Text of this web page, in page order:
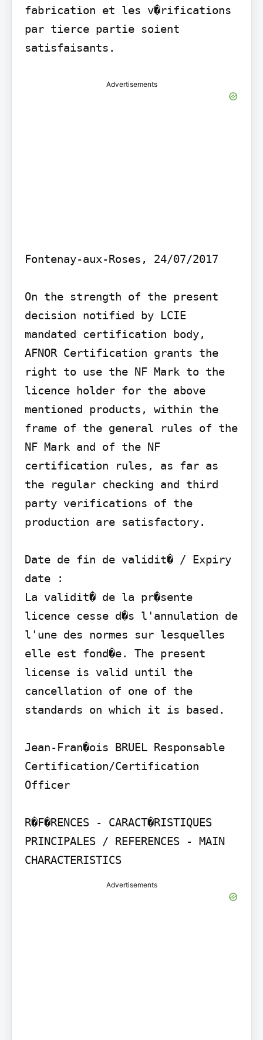
fabrication et les v�rifications
par tierce partie soient
satisfaisants.
Advertisements
Fontenay-aux-Roses, 24/07/2017
On the strength of the present
decision notified by LCIE
mandated certification body,
AFNOR Certification grants the
right to use the NF Mark to the
licence holder for the above
mentioned products, within the
frame of the general rules of the
NF Mark and of the NF
certification rules, as far as
the regular checking and third
party verifications of the
production are satisfactory.
Date de fin de validit� / Expiry
date :
La validit� de la pr�sente
licence cesse d�s l'annulation de
l'une des normes sur lesquelles
elle est fond�e. The present
license is valid until the
cancellation of one of the
standards on which it is based.
Jean-Fran�ois BRUEL Responsable
Certification/Certification
Officer
R�F�RENCES - CARACT�RISTIQUES
PRINCIPALES / REFERENCES - MAIN
CHARACTERISTICS
Advertisements